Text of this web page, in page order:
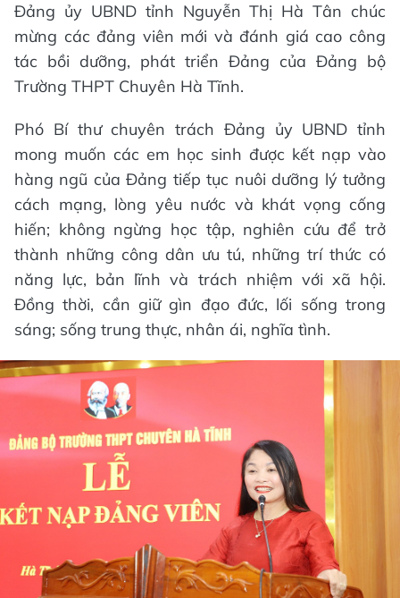
Đảng ủy UBND tỉnh Nguyễn Thị Hà Tân chúc
mừng các đảng viên mới và đánh giá cao công
tác bồi dưỡng, phát triển Đảng của Đảng bộ
Trường THPT Chuyên Hà Tĩnh.
Phó Bí thư chuyên trách Đảng ủy UBND tỉnh
mong muốn các em học sinh được kết nạp vào
hàng ngũ của Đảng tiếp tục nuôi dưỡng lý tưởng
cách mạng, lòng yêu nước và khát vọng cống
hiến; không ngừng học tập, nghiên cứu để trở
thành những công dân ưu tú, những trí thức có
năng lực, bản lĩnh và trách nhiệm với xã hội.
Đồng thời, cần giữ gìn đạo đức, lối sống trong
sáng; sống trung thực, nhân ái, nghĩa tình.